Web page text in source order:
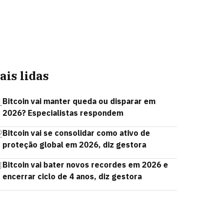
lidas
Bitcoin vai manter queda ou disparar em
2026? Especialistas respondem
Bitcoin vai se consolidar como ativo de
proteção global em 2026, diz gestora
Bitcoin vai bater novos recordes em 2026 e
encerrar ciclo de 4 anos, diz gestora